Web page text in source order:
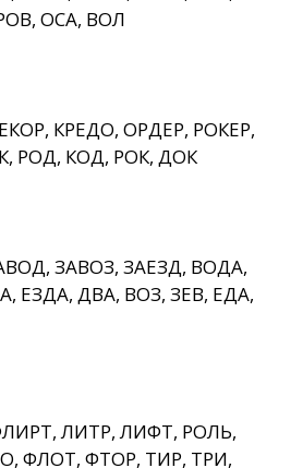
ОСА, ВОЛ
КРЕДО, ОРДЕР, РОКЕР,
РОД, КОД, РОК, ДОК
ЗАВОЗ, ЗАЕЗД, ВОДА,
ЕЗДА, ДВА, ВОЗ, ЗЕВ, ЕДА,
ЛИТР, ЛИФТ, РОЛЬ,
ФЛОТ, ФТОР, ТИР, ТРИ,